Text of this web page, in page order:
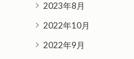
2023年8月
2022年10月
2022年9月